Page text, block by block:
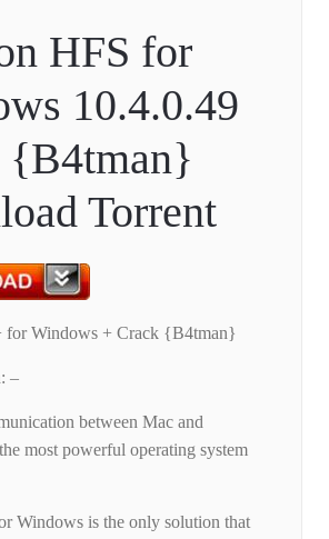
HFS for
10.4.0.49
{B4tman}
Torrent
for Windows + Crack {B4tman}
–
between Mac and
most powerful operating system
Windows is the only solution that